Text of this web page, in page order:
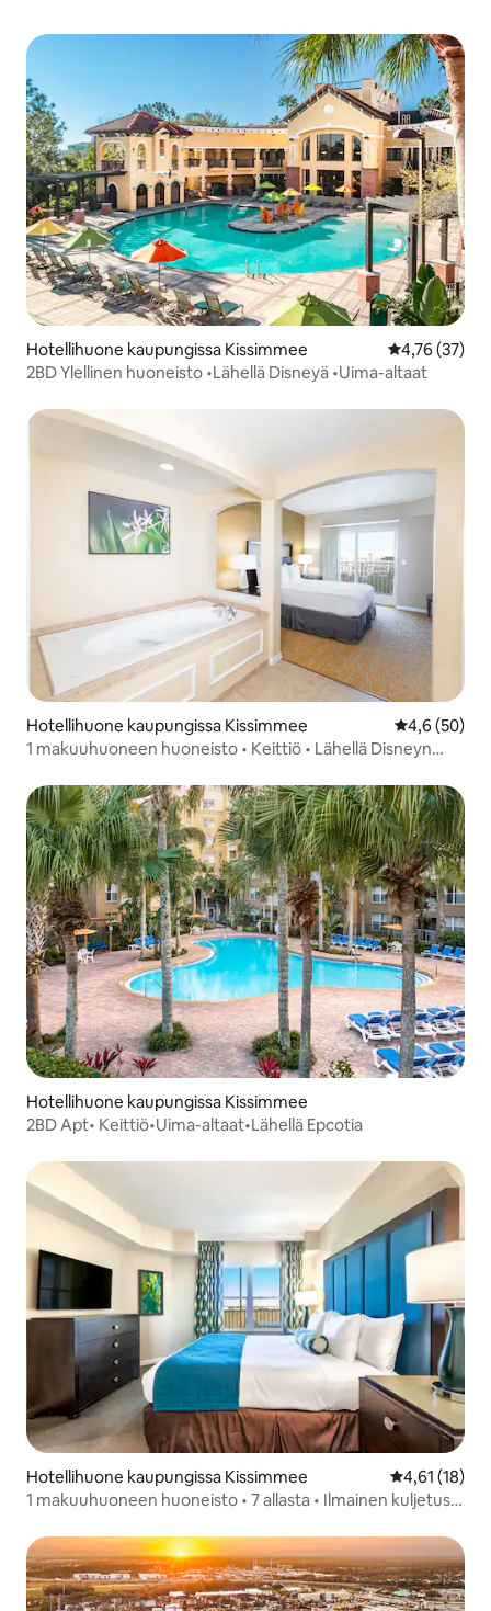
Hotellihuone kaupungissa Kissimmee
4,76 (37)
2BD Ylellinen huoneisto •Lähellä Disneyä •Uima-altaat
Hotellihuone kaupungissa Kissimmee
4,6 (50)
1 makuuhuoneen huoneisto • Keittiö • Lähellä Disneyn
Hotellihuone kaupungissa Kissimmee
2BD Apt• Keittiö•Uima-altaat•Lähellä Epcotia
Hotellihuone kaupungissa Kissimmee
4,61 (18)
1 makuuhuoneen huoneisto • 7 allasta • Ilmainen kuljetus